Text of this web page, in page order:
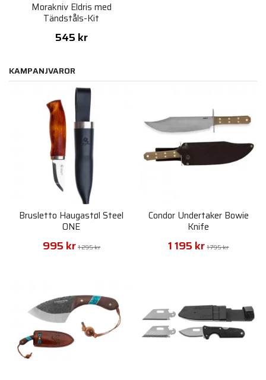
Morakniv Eldris med
Tändståls-Kit
545 kr
KAMPANJVAROR
Brusletto Haugastøl Steel
ONE
995 kr 1 295 kr
Condor Undertaker Bowie
Knife
1 195 kr 1 795 kr